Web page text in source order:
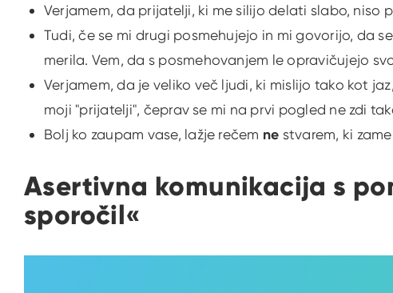
Verjamem, da prijatelji, ki me silijo delati slabo, niso
Tudi, če se mi drugi posmehujejo in mi govorijo, da
merila. Vem, da s posmehovanjem le opravičujejo
Verjamem, da je veliko več ljudi, ki mislijo tako kot
moji "prijatelji", čeprav se mi na prvi pogled ne zdi
Bolj ko zaupam vase, lažje rečem ne stvarem, ki
Asertivna komunikacija s
sporočil«